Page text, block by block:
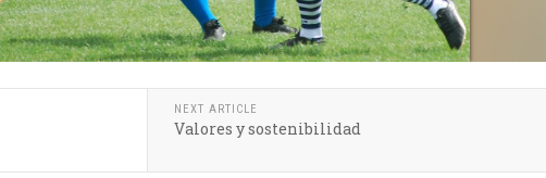
NEXT ARTICLE
Valores y sostenibilidad